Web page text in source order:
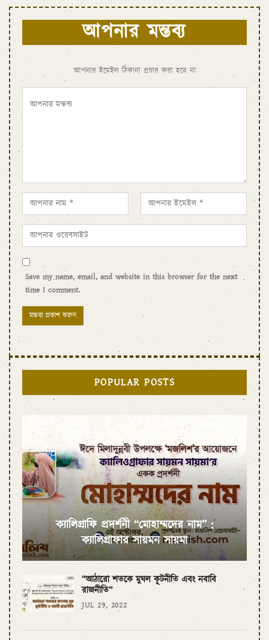
আপনার মন্তব্য
আপনার ইমেইল ঠিকানা প্রচার করা হবে না
Save my name, email, and website in this browser for the next
time I comment.
POPULAR POSTS
ক্যালিগ্রাফি প্রদর্শনী “মোহাম্মদের নাম” :
ক্যালিগ্রাফার সায়মন সায়মা
“আঠারো শতকে মুঘল কূটনীতি এবং নবাবি
রাজনীতি”
JUL 29, 2022